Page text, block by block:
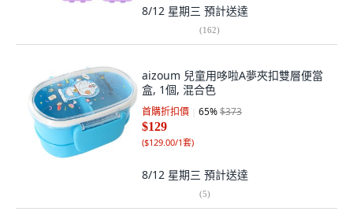
8/12 星期三 預計送達
(162)
aizoum 兒童用哆啦A夢夾扣雙層便當
盒, 1個, 混合色
首購折扣價 65%$373
$129
($129.00/1套)
8/12 星期三 預計送達
(5)